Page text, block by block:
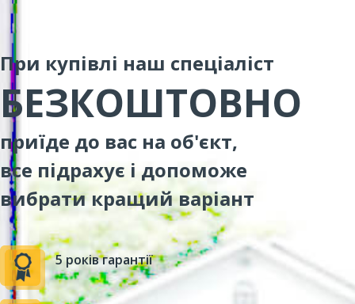
При купівлі наш спеціаліст
БЕЗКОШТОВНО
приїде до вас на об'єкт,
все підрахує і допоможе
вибрати кращий варіант
5 років гарантії